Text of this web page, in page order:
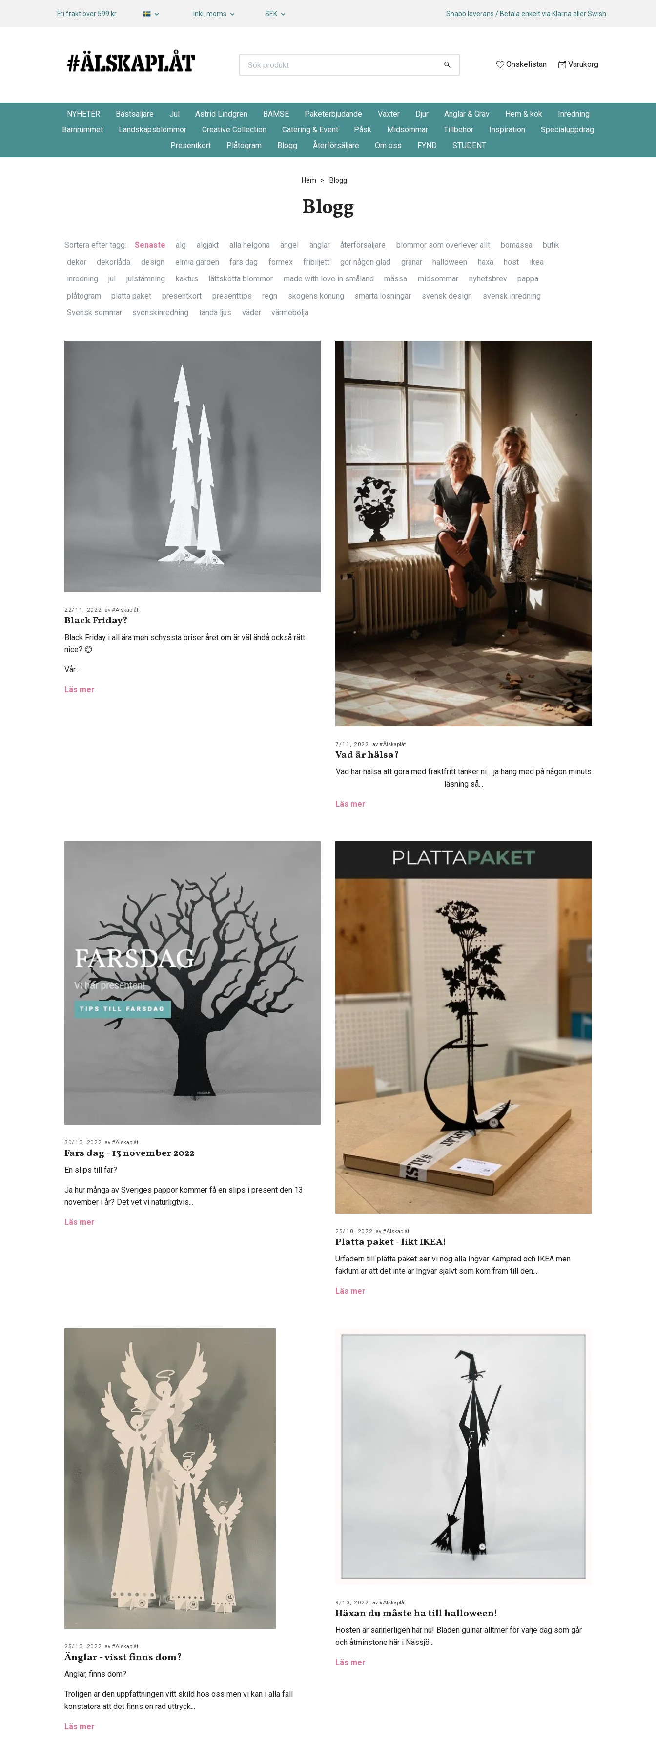
Fri frakt över 599 kr Inkl. moms SEK Snabb leverans / Betala enkelt via Klarna eller Swish
Önskelistan Varukorg
NYHETER Bästsäljare Jul Astrid Lindgren BAMSE Paketerbjudande Växter Djur Änglar & Grav Hem & kök
Inredning
Barnrummet
Landskapsblommor Creative Collection Catering & Event Påsk Midsommar Tillbehör Inspiration
Specialuppdrag
Presentkort
Plåtogram Blogg Återförsäljare Om oss FYND STUDENT
Hem Blogg
Blogg
Sortera efter tagg: Senaste älg älgjakt alla helgona ängel änglar återförsäljare blommor som överlever allt bomässa
butik
dekor
dekorlåda design elmia garden fars dag formex fribiljett gör någon glad granar halloween häxa höst
ikea
inredning
jul julstämning kaktus lättskötta blommor made with love in småland mässa midsommar nyhetsbrev
pappa
plåtogram
platta paket presentkort presenttips regn skogens konung smarta lösningar svensk design
svensk inredning
Svensk sommar
svenskinredning tända ljus väder värmebölja
22/11, 2022 av #Älskaplåt
Black Friday?
Black Friday i all ära men schyssta priser året om är väl ändå också rätt
nice? 😊
Vår...
Läs mer
7/11, 2022 av #Älskaplåt
Vad är hälsa?
Vad har hälsa att göra med fraktfritt tänker ni… ja häng med på någon minuts
läsning så...
Läs mer
30/10, 2022 av #Älskaplåt
Fars dag - 13 november 2022
En slips till far?
Ja hur många av Sveriges pappor kommer få en slips i present den 13
november i år? Det vet vi naturligtvis...
Läs mer
25/10, 2022 av #Älskaplåt
Platta paket - likt IKEA!
Urfadern till platta paket ser vi nog alla Ingvar Kamprad och IKEA men
faktum är att det inte är Ingvar självt som kom fram till den...
Läs mer
25/10, 2022 av #Älskaplåt
Änglar - visst finns dom?
Änglar, finns dom?
Troligen är den uppfattningen vitt skild hos oss men vi kan i alla fall
konstatera att det finns en rad uttryck...
Läs mer
9/10, 2022 av #Älskaplåt
Häxan du måste ha till halloween!
Hösten är sannerligen här nu! Bladen gulnar alltmer för varje dag som går
och åtminstone här i Nässjö...
Läs mer